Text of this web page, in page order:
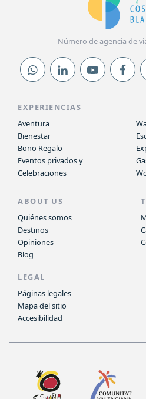
Número de agencia de
EXPERIENCIAS
Aventura
Bienestar
Bono Regalo
Eventos privados y
Celebraciones
ABOUT US
Quiénes somos
Destinos
Opiniones
Blog
LEGAL
Páginas legales
Mapa del sitio
Accesibilidad